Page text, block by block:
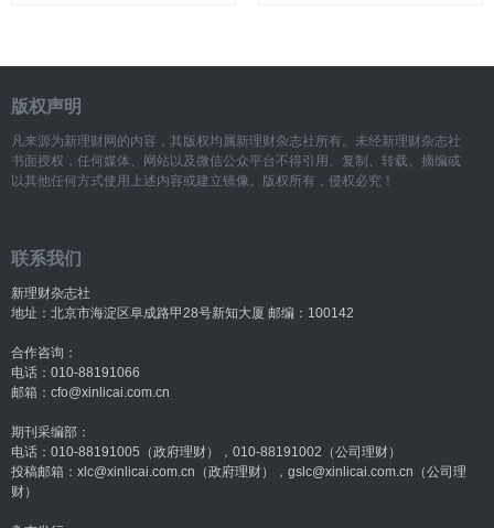
版权声明
凡来源为新理财网的内容，其版权均属新理财杂志社所有。未经新理财杂志社
书面授权，任何媒体、网站以及微信公众平台不得引用、复制、转载、摘编或
以其他任何方式使用上述内容或建立镜像。版权所有，侵权必究！
联系我们
新理财杂志社
地址：北京市海淀区阜成路甲28号新知大厦 邮编：100142
合作咨询：
电话：010-88191066
邮箱：cfo@xinlicai.com.cn
期刊采编部：
电话：010-88191005（政府理财），010-88191002（公司理财）
投稿邮箱：xlc@xinlicai.com.cn（政府理财），gslc@xinlicai.com.cn（公司理
财）